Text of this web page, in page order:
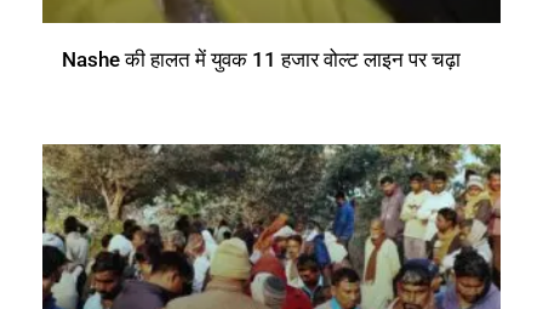
Nashe की हालत में युवक 11 हजार वोल्ट लाइन पर चढ़ा